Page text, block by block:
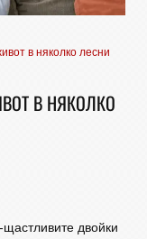
в няколко лесни
В НЯКОЛКО
двойки